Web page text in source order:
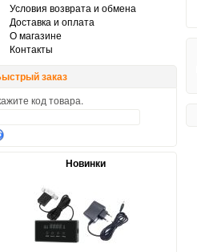
Условия возврата и обмена
Доставка и оплата
О магазине
Контакты
заказ
код товара.
Новинки